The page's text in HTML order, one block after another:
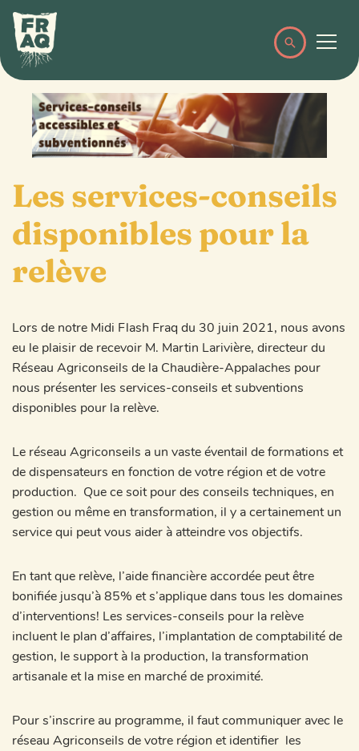
Les services-conseils
disponibles pour la
relève
Lors de notre Midi Flash Fraq du 30 juin 2021, nous avons
eu le plaisir de recevoir M. Martin Larivière, directeur du
Réseau Agriconseils de la Chaudière-Appalaches pour
nous présenter les services-conseils et subventions
disponibles pour la relève.
Le réseau Agriconseils a un vaste éventail de formations et
de dispensateurs en fonction de votre région et de votre
production. Que ce soit pour des conseils techniques, en
gestion ou même en transformation, il y a certainement un
service qui peut vous aider à atteindre vos objectifs.
En tant que relève, l’aide financière accordée peut être
bonifiée jusqu’à 85% et s’applique dans tous les domaines
d’interventions! Les services-conseils pour la relève
incluent le plan d’affaires, l’implantation de comptabilité de
gestion, le support à la production, la transformation
artisanale et la mise en marché de proximité.
Pour s’inscrire au programme, il faut communiquer avec le
réseau Agriconseils de votre région et identifier les